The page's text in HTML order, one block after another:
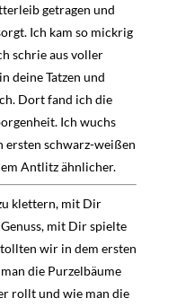
getragen und
Ich kam so mickrig
schrie aus voller
deine Tatzen und
Dort fand ich die
Ich wuchs
ersten schwarz-weißen
Antlitz ähnlicher.
klettern, mit Dir
mit Dir spielte
wir in dem ersten
die Purzelbäume
rollt und wie man die